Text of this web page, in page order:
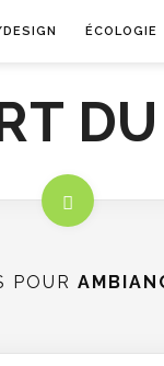
ÉCOLOGIE
POUR